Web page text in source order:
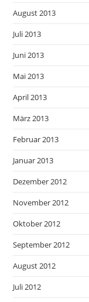
August 2013
Juli 2013
Juni 2013
Mai 2013
April 2013
März 2013
Februar 2013
Januar 2013
Dezember 2012
November 2012
Oktober 2012
September 2012
August 2012
Juli 2012